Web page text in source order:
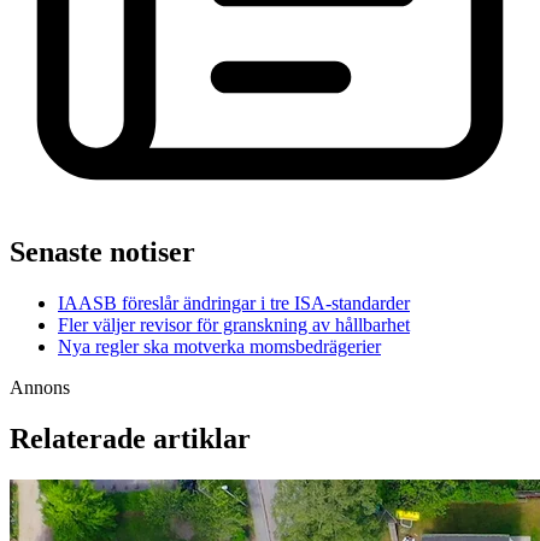
Senaste notiser
IAASB föreslår ändringar i tre ISA-standarder
Fler väljer revisor för granskning av hållbarhet
Nya regler ska motverka momsbedrägerier
Annons
Relaterade artiklar